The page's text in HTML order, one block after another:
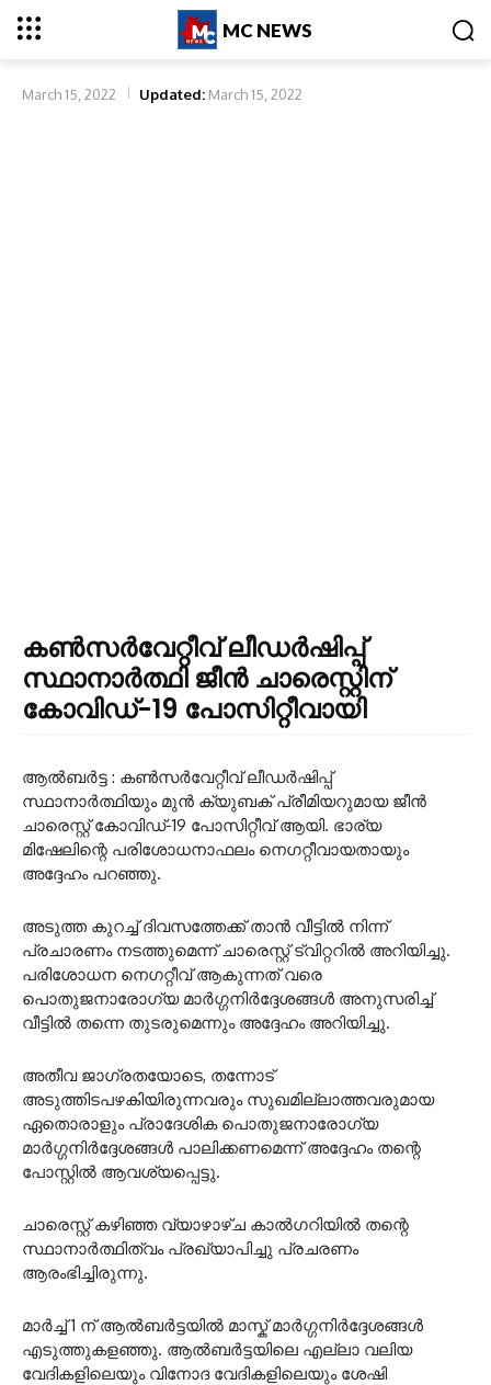
MC NEWS
March 15, 2022 Updated: March 15, 2022
കൺസർവേറ്റീവ് ലീഡർഷിപ്പ്
സ്ഥാനാർത്ഥി ജീൻ ചാരെസ്റ്റിന്
കോവിഡ്-19 പോസിറ്റീവായി
ആൽബർട്ട : കൺസർവേറ്റീവ് ലീഡർഷിപ്പ്
സ്ഥാനാർത്ഥിയും മുൻ ക്യുബക് പ്രീമിയറുമായ ജീൻ
ചാരെസ്റ്റ് കോവിഡ്-19 പോസിറ്റീവ് ആയി. ഭാര്യ
മിഷേലിന്റെ പരിശോധനാഫലം നെഗറ്റീവായതായും
അദ്ദേഹം പറഞ്ഞു.
അടുത്ത കുറച്ച് ദിവസത്തേക്ക് താൻ വീട്ടിൽ നിന്ന്
പ്രചാരണം നടത്തുമെന്ന് ചാരെസ്റ്റ് ട്വിറ്ററിൽ അറിയിച്ചു.
പരിശോധന നെഗറ്റീവ് ആകുന്നത് വരെ
പൊതുജനാരോഗ്യ മാർഗ്ഗനിർദ്ദേശങ്ങൾ അനുസരിച്ച്
വീട്ടിൽ തന്നെ തുടരുമെന്നും അദ്ദേഹം അറിയിച്ചു.
അതീവ ജാഗ്രതയോടെ, തന്നോട്
അടുത്തിടപഴകിയിരുന്നവരും സുഖമില്ലാത്തവരുമായ
ഏതൊരാളും പ്രാദേശിക പൊതുജനാരോഗ്യ
മാർഗ്ഗനിർദ്ദേശങ്ങൾ പാലിക്കണമെന്ന് അദ്ദേഹം തന്റെ
പോസ്റ്റിൽ ആവശ്യപ്പെട്ടു.
ചാരെസ്റ്റ് കഴിഞ്ഞ വ്യാഴാഴ്ച കാൽഗറിയിൽ തന്റെ
സ്ഥാനാർത്ഥിത്വം പ്രഖ്യാപിച്ചു പ്രചരണം
ആരംഭിച്ചിരുന്നു.
മാർച്ച് 1 ന് ആൽബർട്ടയിൽ മാസ്ക് മാർഗ്ഗനിർദ്ദേശങ്ങൾ
എടുത്തുകളഞ്ഞു. ആൽബർട്ടയിലെ എല്ലാ വലിയ
വേദികളിലെയും വിനോദ വേദികളിലെയും ശേഷി